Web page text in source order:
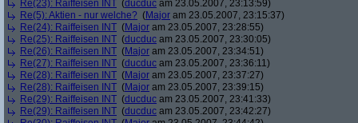
Re(23): Raiffeisen INT (ducduc am 23.05.2007, 23:13:59)
Re(5): Aktien - nur welche? (Major am 23.05.2007, 23:15:37)
Re(24): Raiffeisen INT (Major am 23.05.2007, 23:28:55)
Re(25): Raiffeisen INT (ducduc am 23.05.2007, 23:30:05)
Re(26): Raiffeisen INT (Major am 23.05.2007, 23:34:51)
Re(27): Raiffeisen INT (ducduc am 23.05.2007, 23:36:11)
Re(28): Raiffeisen INT (Major am 23.05.2007, 23:37:27)
Re(28): Raiffeisen INT (Major am 23.05.2007, 23:39:15)
Re(29): Raiffeisen INT (ducduc am 23.05.2007, 23:41:33)
Re(29): Raiffeisen INT (ducduc am 23.05.2007, 23:42:27)